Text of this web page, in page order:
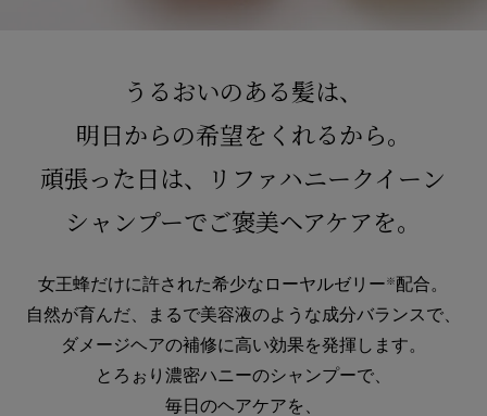
うるおいのある髪は、
明日からの希望をくれるから。
頑張った日は、リファハニークイーン
シャンプーでご褒美ヘアケアを。
女王蜂だけに許された希少なローヤルゼリー ※ 配合。
自然が育んだ、まるで美容液のような成分バランスで、
ダメージヘアの補修に高い効果を発揮します。
とろぉり濃密ハニーのシャンプーで、
毎日のヘアケアを、